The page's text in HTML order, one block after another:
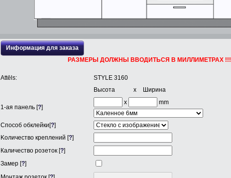
Информация для заказа
РАЗМЕРЫ ДОЛЖНЫ ВВОДИТЬСЯ В МИЛЛИМЕТРАХ !!!
Attēls:
STYLE 3160
Высота
x Ширина
1-ая панель [?]
x mm
Способ обклейки[?]
Kоличество креплений [?]
Каличество розеток [?]
Замер [?]